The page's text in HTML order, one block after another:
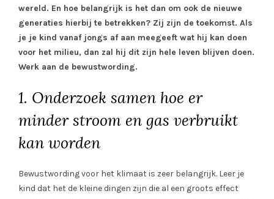
wereld. En hoe belangrijk is het dan om ook de nieuwe
generaties hierbij te betrekken? Zij zijn de toekomst. Als
je je kind vanaf jongs af aan meegeeft wat hij kan doen
voor het milieu, dan zal hij dit zijn hele leven blijven doen.
Werk aan de bewustwording.
1. Onderzoek samen hoe er
minder stroom en gas verbruikt
kan worden
Bewustwording voor het klimaat is zeer belangrijk. Leer je
kind dat het de kleine dingen zijn die al een groots effect